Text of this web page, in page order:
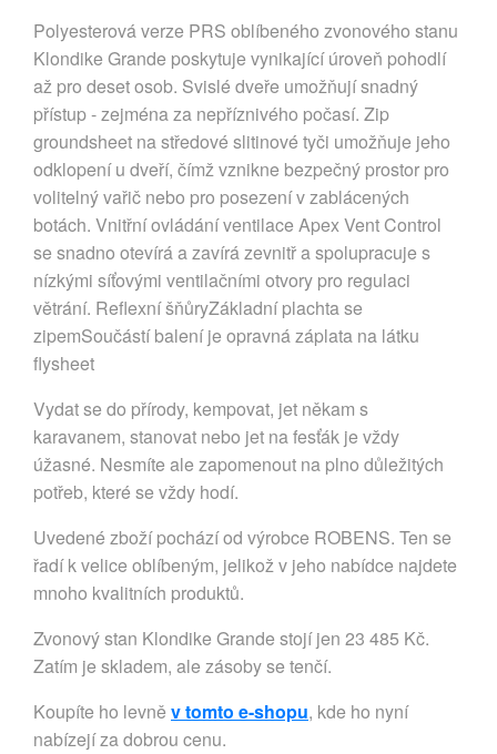
Polyesterová verze PRS oblíbeného zvonového stanu
Klondike Grande poskytuje vynikající úroveň pohodlí
až pro deset osob. Svislé dveře umožňují snadný
přístup - zejména za nepříznivého počasí. Zip
groundsheet na středové slitinové tyči umožňuje jeho
odklopení u dveří, čímž vznikne bezpečný prostor pro
volitelný vařič nebo pro posezení v zablácených
botách. Vnitřní ovládání ventilace Apex Vent Control
se snadno otevírá a zavírá zevnitř a spolupracuje s
nízkými síťovými ventilačními otvory pro regulaci
větrání. Reflexní šňůryZákladní plachta se
zipemSoučástí balení je opravná záplata na látku
flysheet
Vydat se do přírody, kempovat, jet někam s
karavanem, stanovat nebo jet na fesťák je vždy
úžasné. Nesmíte ale zapomenout na plno důležitých
potřeb, které se vždy hodí.
Uvedené zboží pochází od výrobce ROBENS. Ten se
řadí k velice oblíbeným, jelikož v jeho nabídce najdete
mnoho kvalitních produktů.
Zvonový stan Klondike Grande stojí jen 23 485 Kč.
Zatím je skladem, ale zásoby se tenčí.
Koupíte ho levně v tomto e-shopu, kde ho nyní
nabízejí za dobrou cenu.